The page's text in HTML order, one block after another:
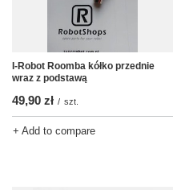
I-Robot Roomba kółko przednie
wraz z podstawą
49,90 zł / szt.
+ Add to compare